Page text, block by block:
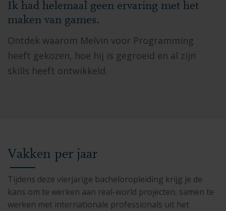
Ik had helemaal geen ervaring met het
maken van games.
Ontdek waarom Melvin voor Programming
heeft gekozen, hoe hij is gegroeid en al zijn
skills heeft ontwikkeld.
Vakken per jaar
Tijdens deze vierjarige bacheloropleiding krijg je de
kans om te werken aan real-world projecten, samen te
werken met internationale professionals uit het